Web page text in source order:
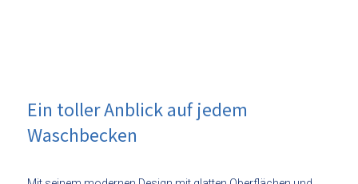
Ein toller Anblick auf jedem
Waschbecken